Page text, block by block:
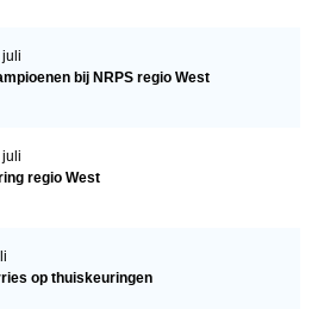
bij NRPS regio West
regio West
op thuiskeuringen